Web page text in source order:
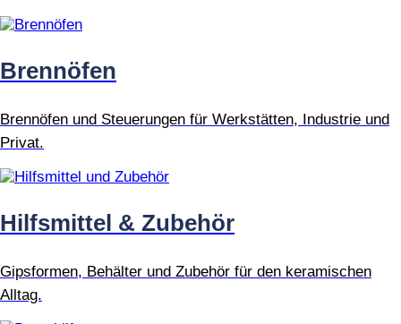
Brennöfen
Brennöfen und Steuerungen für Werkstätten, Industrie und
Privat.
Hilfsmittel & Zubehör
Gipsformen, Behälter und Zubehör für den keramischen
Alltag.